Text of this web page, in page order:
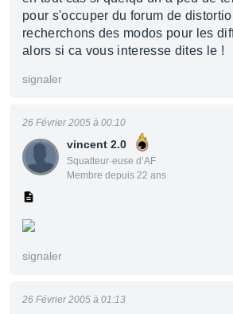
pour s'occuper du forum de
recherchons des modos pour les
alors si ca vous interesse dites le !
signaler
vincent 2.0
Squatteur·euse d’AF
Membre depuis 22 ans
26 Février 2005 à 00:10
signaler
26 Février 2005 à 01:13